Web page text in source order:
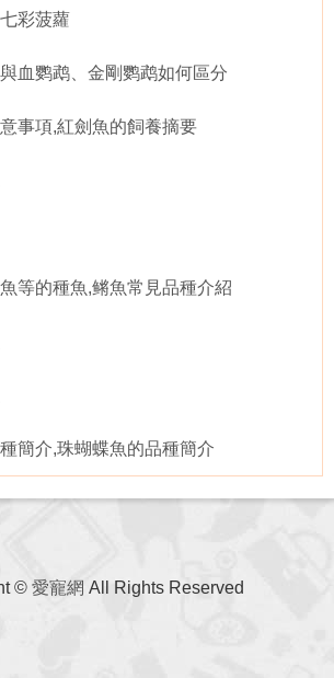
彩菠蘿
血鹦鹉、金剛鹦鹉如何區分
事項,紅劍魚的飼養摘要
等的種魚,鳉魚常見品種介紹
簡介,珠蝴蝶魚的品種簡介
© 愛寵網 All Rights Reserved